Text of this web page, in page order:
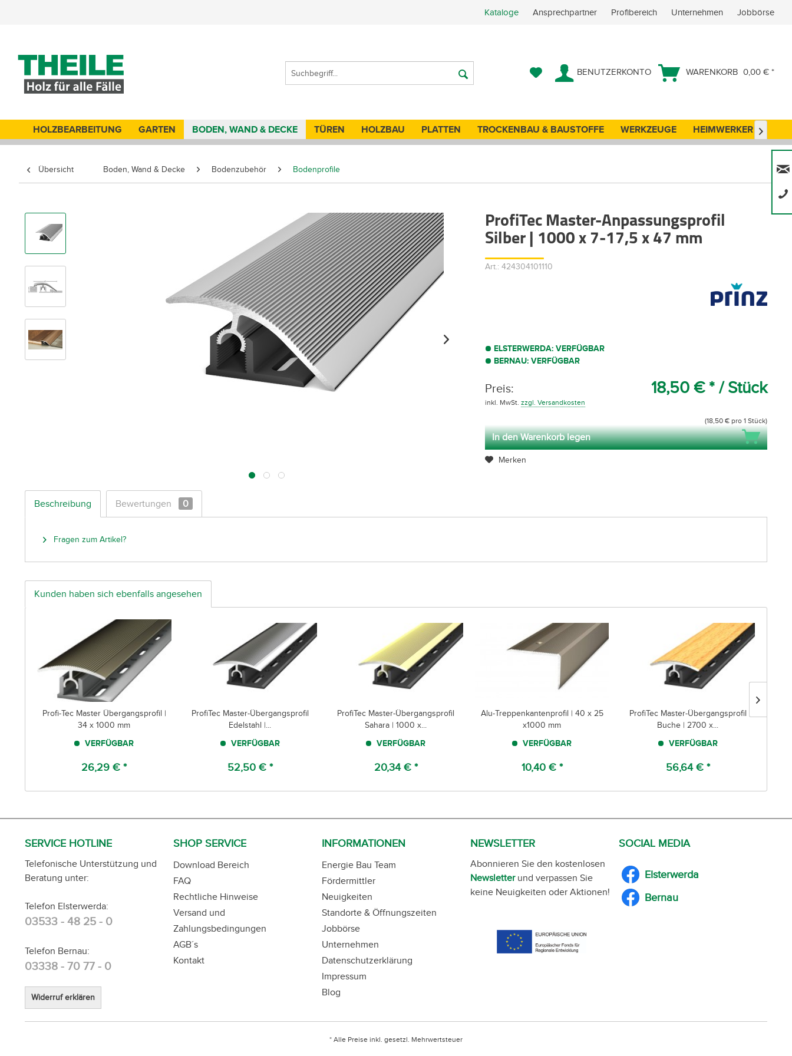
Kataloge Ansprechpartner Profibereich Unternehmen Jobbörse
BENUTZERKONTO WARENKORB 0,00 € *
HOLZBEARBEITUNG GARTEN BODEN, WAND & DECKE TÜREN HOLZBAU PLATTEN TROCKENBAU & BAUSTOFFE WERKZEUGE HEIMWERKER 
Übersicht Boden, Wand & Decke Bodenzubehör Bodenprofile
ProfiTec Master-Anpassungsprofil
Silber | 1000 x 7-17,5 x 47 mm
Art.: 424304101110
ELSTERWERDA: VERFÜGBAR
BERNAU: VERFÜGBAR
Preis: 18,50 € * / Stück
inkl. MwSt.zzgl. Versandkosten
(18,50 € pro 1 Stück)
In den Warenkorb legen
Merken
Beschreibung Bewertungen 0
Fragen zum Artikel?
Kunden haben sich ebenfalls angesehen
Profi-Tec Master Übergangsprofil |
34 x 1000 mm
VERFÜGBAR
26,29 € *
ProfiTec Master-Übergangsprofil
Edelstahl |...
VERFÜGBAR
52,50 € *
ProfiTec Master-Übergangsprofil
Sahara | 1000 x...
VERFÜGBAR
20,34 € *
Alu-Treppenkantenprofil | 40 x 25
x1000 mm
VERFÜGBAR
10,40 € *
ProfiTec Master-Übergangsprofil
Buche | 2700 x...
VERFÜGBAR
56,64 € *
SERVICE HOTLINE
Telefonische Unterstützung und
Beratung unter:
Telefon Elsterwerda:
03533 - 48 25 - 0
Telefon Bernau:
03338 - 70 77 - 0
Widerruf erklären
SHOP SERVICE
Download Bereich
FAQ
Rechtliche Hinweise
Versand und
Zahlungsbedingungen
AGB´s
Kontakt
INFORMATIONEN
Energie Bau Team
Fördermittler
Neuigkeiten
Standorte & Öffnungszeiten
Jobbörse
Unternehmen
Datenschutzerklärung
Impressum
Blog
NEWSLETTER
Abonnieren Sie den kostenlosen
Newsletterund verpassen Sie
keine Neuigkeiten oder Aktionen!
SOCIAL MEDIA
Elsterwerda
Bernau
* Alle Preise inkl. gesetzl. Mehrwertsteuer